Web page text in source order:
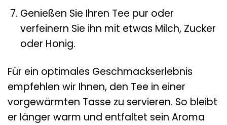
Genießen Sie Ihren Tee pur oder
verfeinern Sie ihn mit etwas Milch, Zucker
oder Honig.
Für ein optimales Geschmackserlebnis
empfehlen wir Ihnen, den Tee in einer
vorgewärmten Tasse zu servieren. So bleibt
er länger warm und entfaltet sein Aroma